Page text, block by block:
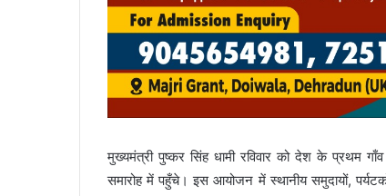
मुख्यमंत्री पुष्कर सिंह धामी रविवार को देश के प्रथम
समारोह में पहुँचे। इस आयोजन में स्थानीय समुदायों,